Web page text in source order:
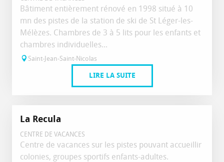
Bâtiment entièrement rénové en 1998 situé à 10
mn des pistes de la station de ski de St Léger-les-
Mélèzes. Chambres de 3 à 5 lits pour les enfants et
chambres individuelles...
Saint-Jean-Saint-Nicolas
LIRE LA SUITE
La Recula
CENTRE DE VACANCES
Centre de vacances sur les pistes pouvant accueillir
colonies, groupes sportifs enfants-adultes.